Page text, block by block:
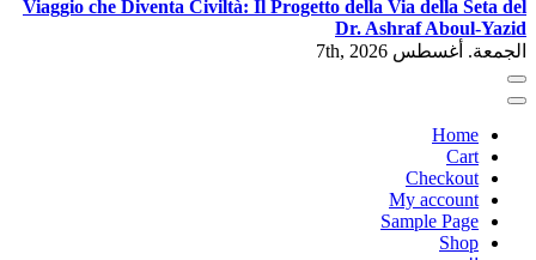
Viaggio che Diventa Civiltà: Il Progetto della Via della Seta del
Dr. Ashraf Aboul-Yazid
الجمعة. أغسطس 7th, 2026
Home
Cart
Checkout
My account
Sample Page
Shop